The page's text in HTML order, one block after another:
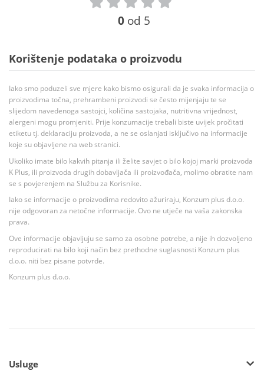
0 od 5
Korištenje podataka o proizvodu
Iako smo poduzeli sve mjere kako bismo osigurali da je svaka informacija o
proizvodima točna, prehrambeni proizvodi se često mijenjaju te se
slijedom navedenoga sastojci, količina sastojaka, nutritivna vrijednost,
alergeni mogu promjeniti. Prije konzumacije trebali biste uvijek pročitati
etiketu tj. deklaraciju proizvoda, a ne se oslanjati isključivo na informacije
koje su objavljene na web stranici.
Ukoliko imate bilo kakvih pitanja ili želite savjet o bilo kojoj marki proizvoda
K Plus, ili proizvoda drugih dobavljača ili proizvođača, molimo obratite nam
se s povjerenjem na Službu za Korisnike.
Iako se informacije o proizvodima redovito ažuriraju, Konzum plus d.o.o.
nije odgovoran za netočne informacije. Ovo ne utječe na vaša zakonska
prava.
Ove informacije objavljuju se samo za osobne potrebe, a nije ih dozvoljeno
reproducirati na bilo koji način bez prethodne suglasnosti Konzum plus
d.o.o. niti bez pisane potvrde.
Konzum plus d.o.o.
Usluge